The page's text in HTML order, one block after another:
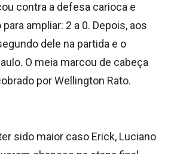
contra a defesa carioca e
ampliar: 2 a 0. Depois, aos
dele na partida e o
O meia marcou de cabeça
por Wellington Rato.
sido maior caso Erick, Luciano